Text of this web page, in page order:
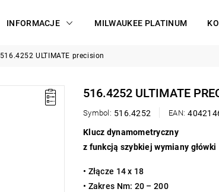
INFORMACJE MILWAUKEE PLATINUM
516.4252 ULTIMATE precision
516.4252 ULTIMATE
Symbol: 516.4252 EAN:
Klucz dynamometryczny
z funkcją szybkiej wymiany główki
• Złącze 14 x 18
• Zakres Nm: 20 – 200